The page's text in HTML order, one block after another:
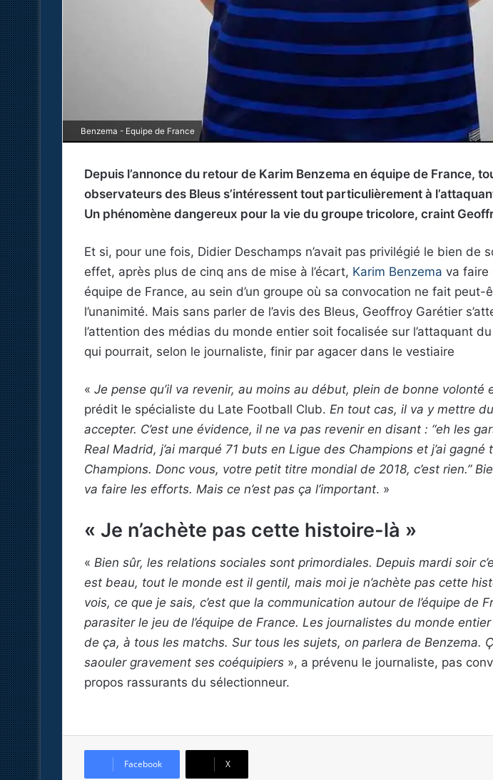
Benzema - Equipe de France
Depuis l’annonce du retour de Karim Benzema en équipe de France,
observateurs des Bleus s’intéressent tout particulièrement à
Un phénomène dangereux pour la vie du groupe tricolore, craint
Et si, pour une fois, Didier Deschamps n’avait pas privilégié le bien de
effet, après plus de cinq ans de mise à l’écart, Karim Benzema va faire
équipe de France, au sein d’un groupe où sa convocation ne fait peut-
l’unanimité. Mais sans parler de l’avis des Bleus, Geoffroy Garétier
l’attention des médias du monde entier soit focalisée sur l’attaquant
qui pourrait, selon le journaliste, finir par agacer dans le vestiaire
« Je pense qu’il va revenir, au moins au début, plein de bonne volonté
prédit le spécialiste du Late Football Club. En tout cas, il va y mettre
accepter. C’est une évidence, il ne va pas revenir en disant : “eh les
Real Madrid, j’ai marqué 71 buts en Ligue des Champions et j’ai gagné
Champions. Donc vous, votre petit titre mondial de 2018, c’est rien.”
va faire les efforts. Mais ce n’est pas ça l’important. »
« Je n’achète pas cette histoire-là »
« Bien sûr, les relations sociales sont primordiales. Depuis mardi soir
est beau, tout le monde est il gentil, mais moi je n’achète pas cette
vois, ce que je sais, c’est que la communication autour de l’équipe de
parasiter le jeu de l’équipe de France. Les journalistes du monde
de ça, à tous les matchs. Sur tous les sujets, on parlera de Benzema.
saouler gravement ses coéquipiers », a prévenu le journaliste, pas
propos rassurants du sélectionneur.
Facebook X